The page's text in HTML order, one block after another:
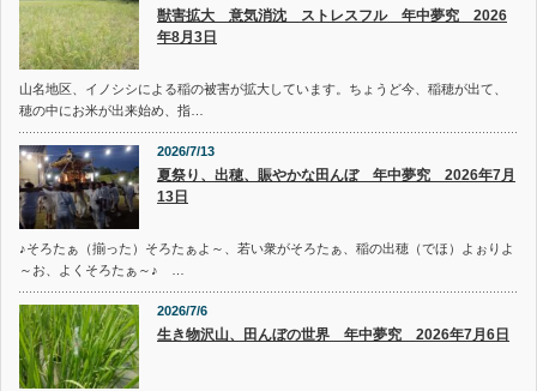
獣害拡大 意気消沈 ストレスフル 年中夢究 2026
年8月3日
山名地区、イノシシによる稲の被害が拡大しています。ちょうど今、稲穂が出て、
穂の中にお米が出来始め、指…
2026/7/13
夏祭り、出穂、賑やかな田んぼ 年中夢究 2026年7月
13日
♪そろたぁ（揃った）そろたぁよ～、若い衆がそろたぁ、稲の出穂（でほ）よぉりよ
～お、よくそろたぁ～♪ …
2026/7/6
生き物沢山、田んぼの世界 年中夢究 2026年7月6日